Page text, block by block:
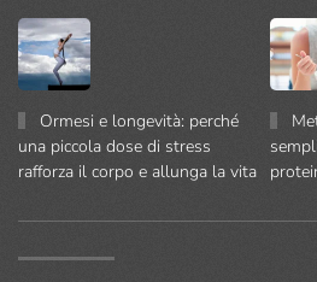
Ormesi e longevità: perché
una piccola dose di stress
rafforza il corpo e allunga la vita